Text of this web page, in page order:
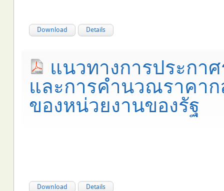
Download Details
แนวทางการประกา
และการคำนวณราคาก
ของหน่วยงานของรัฐ
Download Details